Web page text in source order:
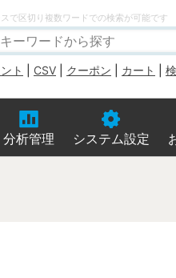
で区切り複数ワードでの検索が可能です
ト CSV クーポン カート
分析管理 システム設定